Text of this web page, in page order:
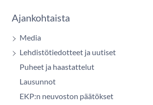
Ajankohtaista
Media
Lehdistötiedotteet ja uutiset
Puheet ja haastattelut
Lausunnot
EKP:n neuvoston päätökset